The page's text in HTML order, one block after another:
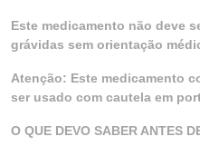
Este medicamento não deve
grávidas sem orientação
Atenção: Este medicamento
ser usado com cautela em
O QUE DEVO SABER ANTES